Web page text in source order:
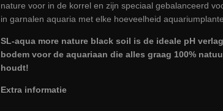
nature voor in de korrel en zijn speciaal gebalanceerd
in garnalen aquaria met elke hoeveelheid
SL-aqua more nature black soil is de ideale pH
bodem voor de aquariaan die alles graag 100%
houdt!
Extra informatie